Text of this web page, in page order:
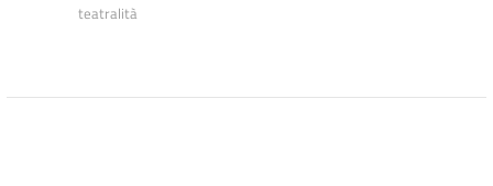
teatralità